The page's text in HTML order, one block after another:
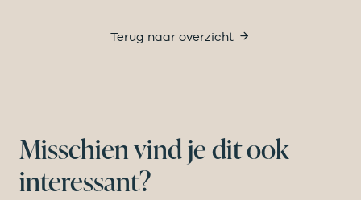
Terug naar overzicht
Misschien vind je dit ook
interessant?